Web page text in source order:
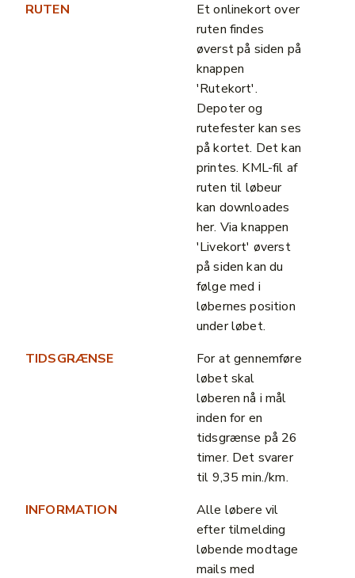
RUTEN
Et onlinekort over
ruten findes
øverst på siden på
knappen
'Rutekort'.
Depoter og
rutefester kan ses
på kortet. Det kan
printes. KML-fil af
ruten til løbeur
kan downloades
her. Via knappen
'Livekort' øverst
på siden kan du
følge med i
løbernes position
under løbet.
TIDSGRÆNSE
For at gennemføre
løbet skal
løberen nå i mål
inden for en
tidsgrænse på 26
timer. Det svarer
til 9,35 min./km.
INFORMATION
Alle løbere vil
efter tilmelding
løbende modtage
mails med